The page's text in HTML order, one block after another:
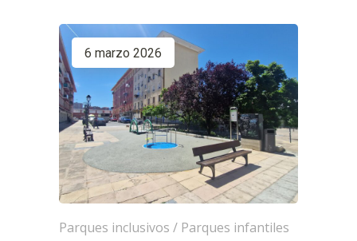
6 marzo 2026
Parques inclusivos / Parques infantiles